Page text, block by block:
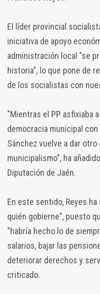
El líder provincial
iniciativa de apoyo
administración local "se
historia", lo que pone de
de los socialistas con
"Mientras el PP asfixiaba
democracia municipal con
Sánchez vuelve a dar
municipalismo", ha
Diputación de Jaén.
En este sentido, Reyes
quién gobierne", puesto
"habría hecho lo de
salarios, bajar las
deteriorar derechos y
criticado.